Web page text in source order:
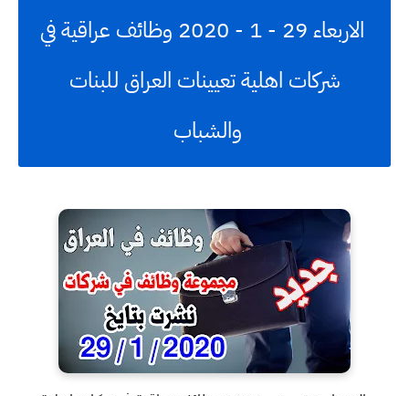
الاربعاء 29 - 1 - 2020 وظائف عراقية في
شركات اهلية تعيينات العراق للبنات
والشباب